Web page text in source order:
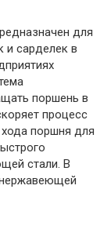
для
и сарделек в
поршень в
процесс
поршня для
стали. В
нержавеющей